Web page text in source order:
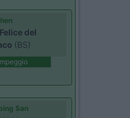
del
(BS)
San